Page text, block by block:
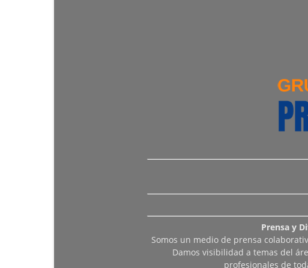
Prensa y
Somos un medio de prensa
Damos visibilidad a temas del
profesionales de